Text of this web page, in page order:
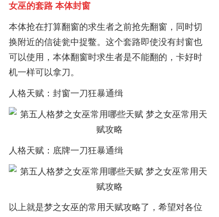
女巫的套路 本体封窗
本体抢在打算翻窗的求生者之前抢先翻窗，同时切
换附近的信徒瓮中捉鳖。这个套路即使没有封窗也
可以使用，本体翻窗时求生者是不能翻的，卡好时
机一样可以拿刀。
人格天赋：封窗一刀狂暴通缉
人格天赋：底牌一刀狂暴通缉
以上就是梦之女巫的常用天赋攻略了，希望对各位